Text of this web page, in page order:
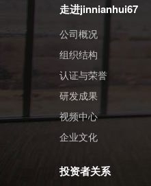
走进jinnianhui67
公司概况
组织结构
认证与荣誉
研发成果
视频中心
企业文化
投资者关系